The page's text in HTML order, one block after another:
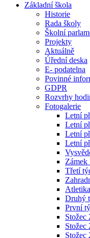
Základní škola
Historie
Rada školy
Školní
Projekty
Aktuálně
Úřední deska
E- podatelna
Povinné
GDPR
Rozvrhy
Fotogalerie
Letní
Letní
Letní
Letní
Třetí
Druhý
První
Stožec
Stožec
Stožec